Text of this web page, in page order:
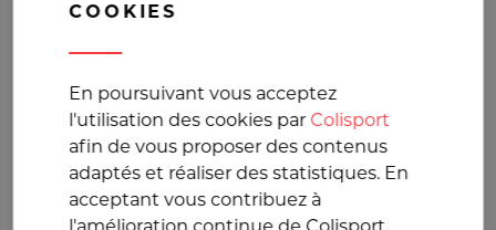
COOKIES
En poursuivant vous acceptez
l'utilisation des cookies par Colisport
afin de vous proposer des contenus
adaptés et réaliser des statistiques. En
acceptant vous contribuez à
La solution de
transport pour vos
colis volumineux